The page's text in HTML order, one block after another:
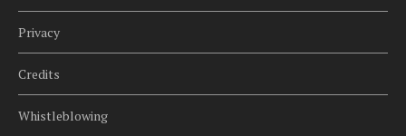
Privacy
Credits
Whistleblowing